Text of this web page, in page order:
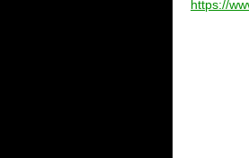
https://